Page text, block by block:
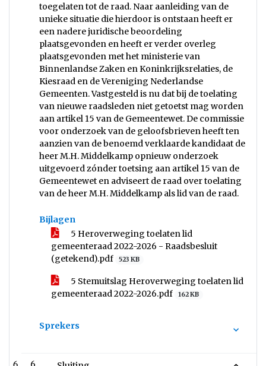
toegelaten tot de raad. Naar aanleiding van de
unieke situatie die hierdoor is ontstaan heeft er
een nadere juridische beoordeling
plaatsgevonden en heeft er verder overleg
plaatsgevonden met het ministerie van
Binnenlandse Zaken en Koninkrijksrelaties, de
Kiesraad en de Vereniging Nederlandse
Gemeenten. Vastgesteld is nu dat bij de toelating
van nieuwe raadsleden niet getoetst mag worden
aan artikel 15 van de Gemeentewet. De commissie
voor onderzoek van de geloofsbrieven heeft ten
aanzien van de benoemd verklaarde kandidaat de
heer M.H. Middelkamp opnieuw onderzoek
uitgevoerd zónder toetsing aan artikel 15 van de
Gemeentewet en adviseert de raad over toelating
van de heer M.H. Middelkamp als lid van de raad.
Bijlagen
5 Heroverweging toelaten lid
gemeenteraad 2022-2026 - Raadsbesluit
(getekend).pdf
523 KB
5 Stemuitslag Heroverweging toelaten lid
gemeenteraad 2022-2026.pdf
162 KB
Sprekers